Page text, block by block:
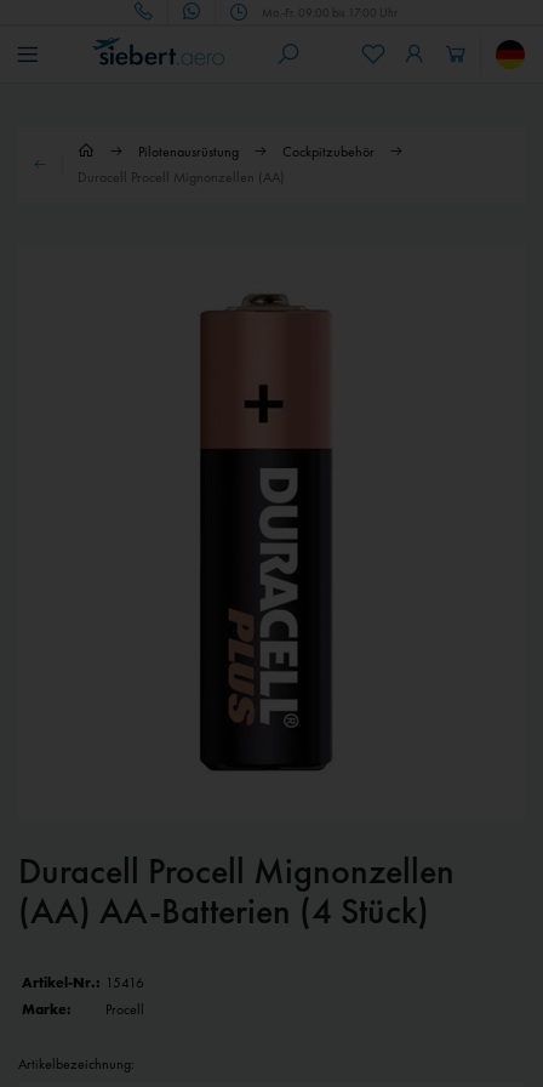
Mo.-Fr. 09:00 bis 17:00 Uhr
Pilotenausrüstung
Cockpitzubehör
Duracell Procell Mignonzellen (AA)
Duracell Procell Mignonzellen
(AA) AA-Batterien (4 Stück)
Artikel-Nr.: 15416
Marke:
Procell
Artikelbezeichnung: